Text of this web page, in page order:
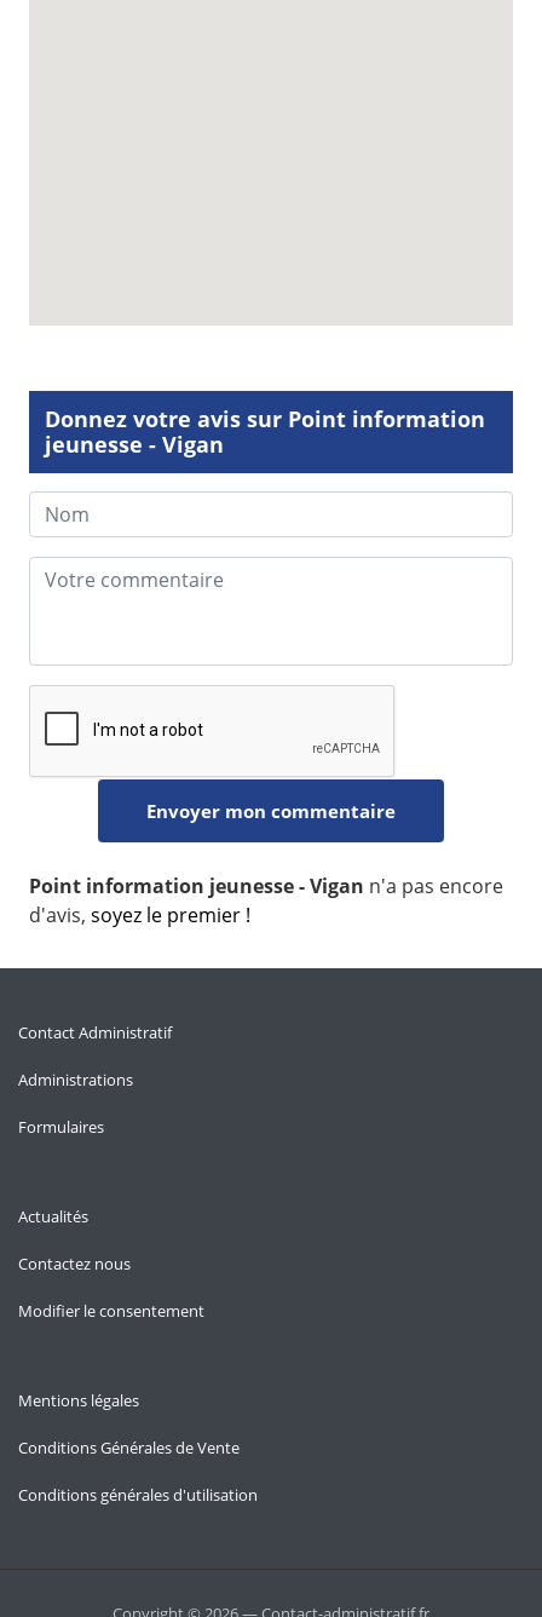
Donnez votre avis sur Point information
jeunesse - Vigan
Point information jeunesse - Vigan n'a pas encore
d'avis, soyez le premier !
Contact Administratif
Administrations
Formulaires
Actualités
Contactez nous
Modifier le consentement
Mentions légales
Conditions Générales de Vente
Conditions générales d'utilisation